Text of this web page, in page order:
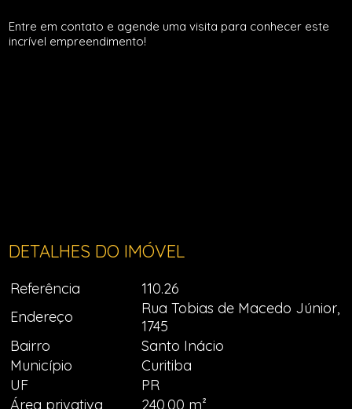
Entre em contato e agende uma visita para conhecer este
incrível empreendimento!
DETALHES DO IMÓVEL
Referência
110.26
Endereço
Rua Tobias de Macedo Júnior,
1745
Bairro
Santo Inácio
Município
Curitiba
UF
PR
Área privativa
240,00 m²